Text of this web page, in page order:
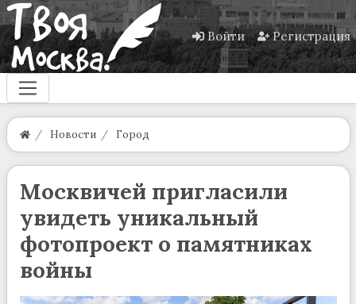
Войти Регистрация
Новости Город
Москвичей пригласили
увидеть уникальный
фотопроект о памятниках
войны